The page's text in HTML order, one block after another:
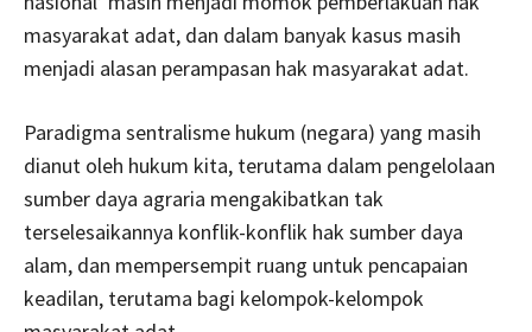
masyarakat adat, dan dalam banyak kasus masih
menjadi alasan perampasan hak masyarakat adat.
Paradigma sentralisme hukum (negara) yang masih
dianut oleh hukum kita, terutama dalam pengelolaan
sumber daya agraria mengakibatkan tak
terselesaikannya konflik-konflik hak sumber daya
alam, dan mempersempit ruang untuk pencapaian
keadilan, terutama bagi kelompok-kelompok